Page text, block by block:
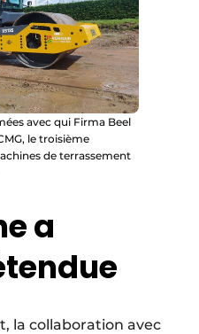
avec qui Firma Beel
le troisième
de terrassement
a
la collaboration avec